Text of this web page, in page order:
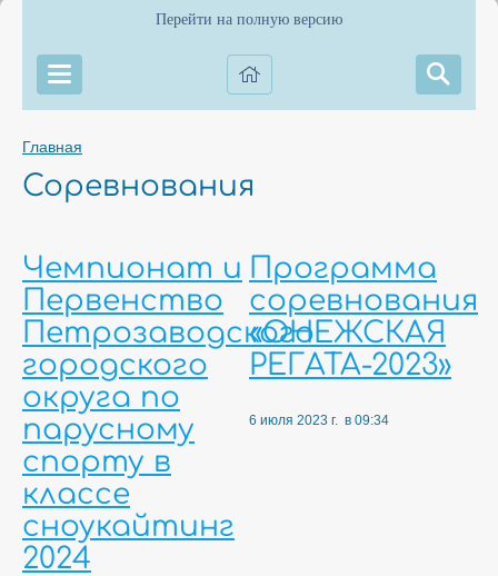
Перейти на полную версию
Главная
Соревнования
Чемпионат и
Первенство
Петрозаводского
городского
округа по
парусному
спорту в
классе
сноукайтинг
2024
Программа
соревнования
«ОНЕЖСКАЯ
РЕГАТА-2023»
6 июля 2023 г. в 09:34